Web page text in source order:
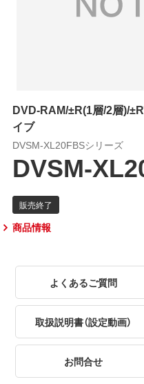
DVD-RAM/±R(1層/2層)/
イブ
DVSM-XL20FBSシリーズ
DVSM-
商品情報
よくあるご質問
取扱説明書（設定動画）
お問合せ